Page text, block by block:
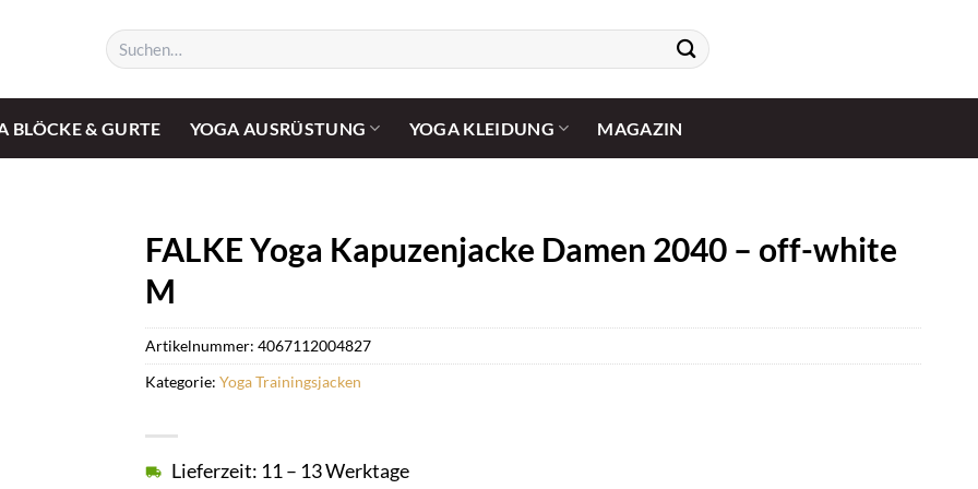
Suchen
nach:
BLÖCKE & GURTE YOGA AUSRÜSTUNG YOGA KLEIDUNG MAGAZIN
FALKE Yoga Kapuzenjacke Damen 2040 – off-white
M
Lieferzeit: 11 – 13 Werktage
Artikelnummer:4067112004827
Kategorie:Yoga Trainingsjacken